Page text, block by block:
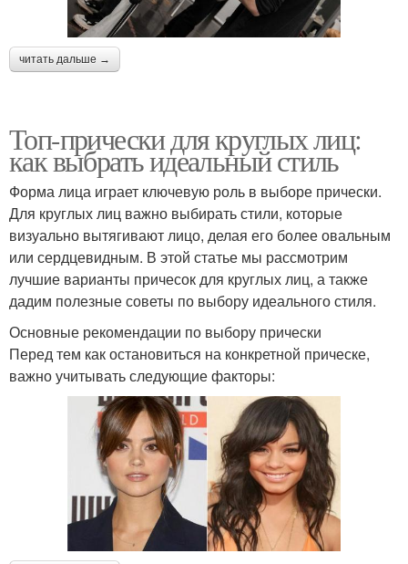
читать дальше →
Топ-прически для круглых лиц:
как выбрать идеальный стиль
Форма лица играет ключевую роль в выборе прически.
Для круглых лиц важно выбирать стили, которые
визуально вытягивают лицо, делая его более овальным
или сердцевидным. В этой статье мы рассмотрим
лучшие варианты причесок для круглых лиц, а также
дадим полезные советы по выбору идеального стиля.
Основные рекомендации по выбору прически
Перед тем как остановиться на конкретной прическе,
важно учитывать следующие факторы: